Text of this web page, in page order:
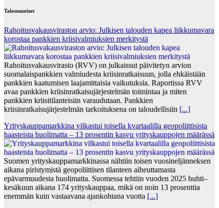
Talousuutiset
Rahoitusvakausviraston arvio: Julkisen talouden kapea liikkumavara
korostaa pankkien kriisivalmiuksien merkitystä
Rahoitusvakausvirasto (RVV) on julkaissut päivitetyn arvion
suomalaispankkien valmiudesta kriisinratkaisuun, jolla ehkäistään
pankkien kaatumisen laajamittaisia vaikutuksia. Raportissa RVV
avaa pankkien kriisinratkaisujärjestelmän toimintaa ja miten
pankkien kriisitilanteisiin varaudutaan. Pankkien
kriisinratkaisujärjestelmän tarkoituksena on taloudellisiin [...]
Yrityskauppamarkkina vilkastui toisella kvartaalilla geopoliittisista
haasteista huolimatta – 13 prosentin kasvu yrityskauppojen määrässä
Suomen yrityskauppamarkkinassa nähtiin toisen vuosineljänneksen
aikana piristymistä geopoliittisen tilanteen aiheuttamasta
epävarmuudesta huolimatta. Suomessa tehtiin vuoden 2025 huhti–
kesäkuun aikana 174 yrityskauppaa, mikä on noin 13 prosenttia
enemmän kuin vastaavana ajankohtana vuotta [...]